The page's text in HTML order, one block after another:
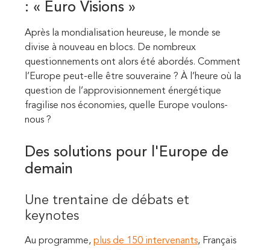
: « Euro Visions »
Après la mondialisation heureuse, le monde se
divise à nouveau en blocs. De nombreux
questionnements ont alors été abordés. Comment
l’Europe peut-elle être souveraine ? À l’heure où la
question de l’approvisionnement énergétique
fragilise nos économies, quelle Europe voulons-
nous ?
Des solutions pour l'Europe de
demain
Une trentaine de débats et
keynotes
Au programme, plus de 150 intervenants, Français